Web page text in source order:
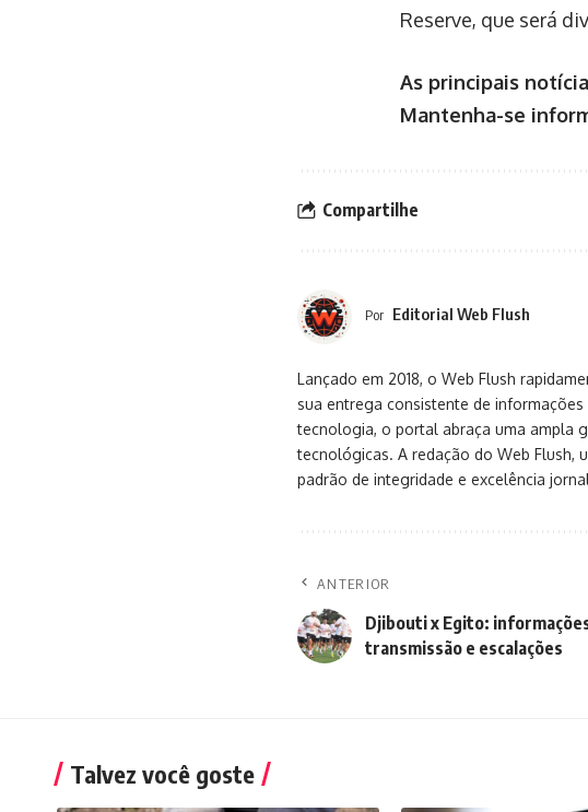
Reserve, que será
As principais
Mantenha-se
Compartilhe
Por Editorial Web Flush
Lançado em 2018, o Web Flush
sua entrega consistente de
tecnologia, o portal abraça uma ampla
tecnológicas. A redação do Web Flush,
padrão de integridade e excelência
ANTERIOR
Djibouti x Egito:
transmissão e escalações
Talvez você goste